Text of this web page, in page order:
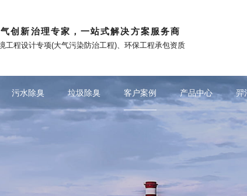
创新治理专家，一站式解决方案服务商
工程设计专项(大气污染防治工程)、环保工程承包资质
重点推荐 化工VOCs治理
污水除臭
重点推荐 化工污水除臭
垃圾除臭
重点推荐
客户案例
煤化工行业 焦化行业 锂电池行业 锂电池回收行业
产品中心
催化燃烧系列 喷淋洗涤系列 吸脱附系列 除尘
羿
重点推荐 公司新闻 文化故事
在羿清创新
以奋斗者为本的创业者
与羿清共赢
共建数智化生态型环
视频中心
网站功能 站外平台
微信公众号
项目介绍 羿清方案 达标要求